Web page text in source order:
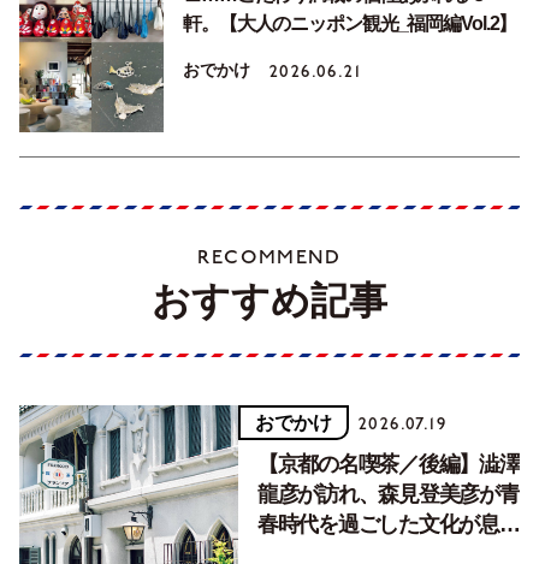
軒。【大人のニッポン観光_福岡編Vol.2】
おでかけ 2026.06.21
RECOMMEND
おすすめ記事
おでかけ 2026.07.19
【京都の名喫茶／後編】澁澤
龍彦が訪れ、森見登美彦が青
春時代を過ごした文化が息づ